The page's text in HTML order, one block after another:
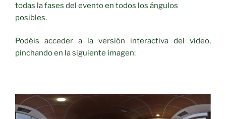
todas la fases del evento en todos los ángulos
posibles.
Podéis acceder a la versión interactiva del video,
pinchando en la siguiente imagen: